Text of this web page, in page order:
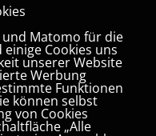
und Matomo für die
Cookies uns
unserer Website
Werbung
Funktionen
können selbst
von Cookies
„Alle